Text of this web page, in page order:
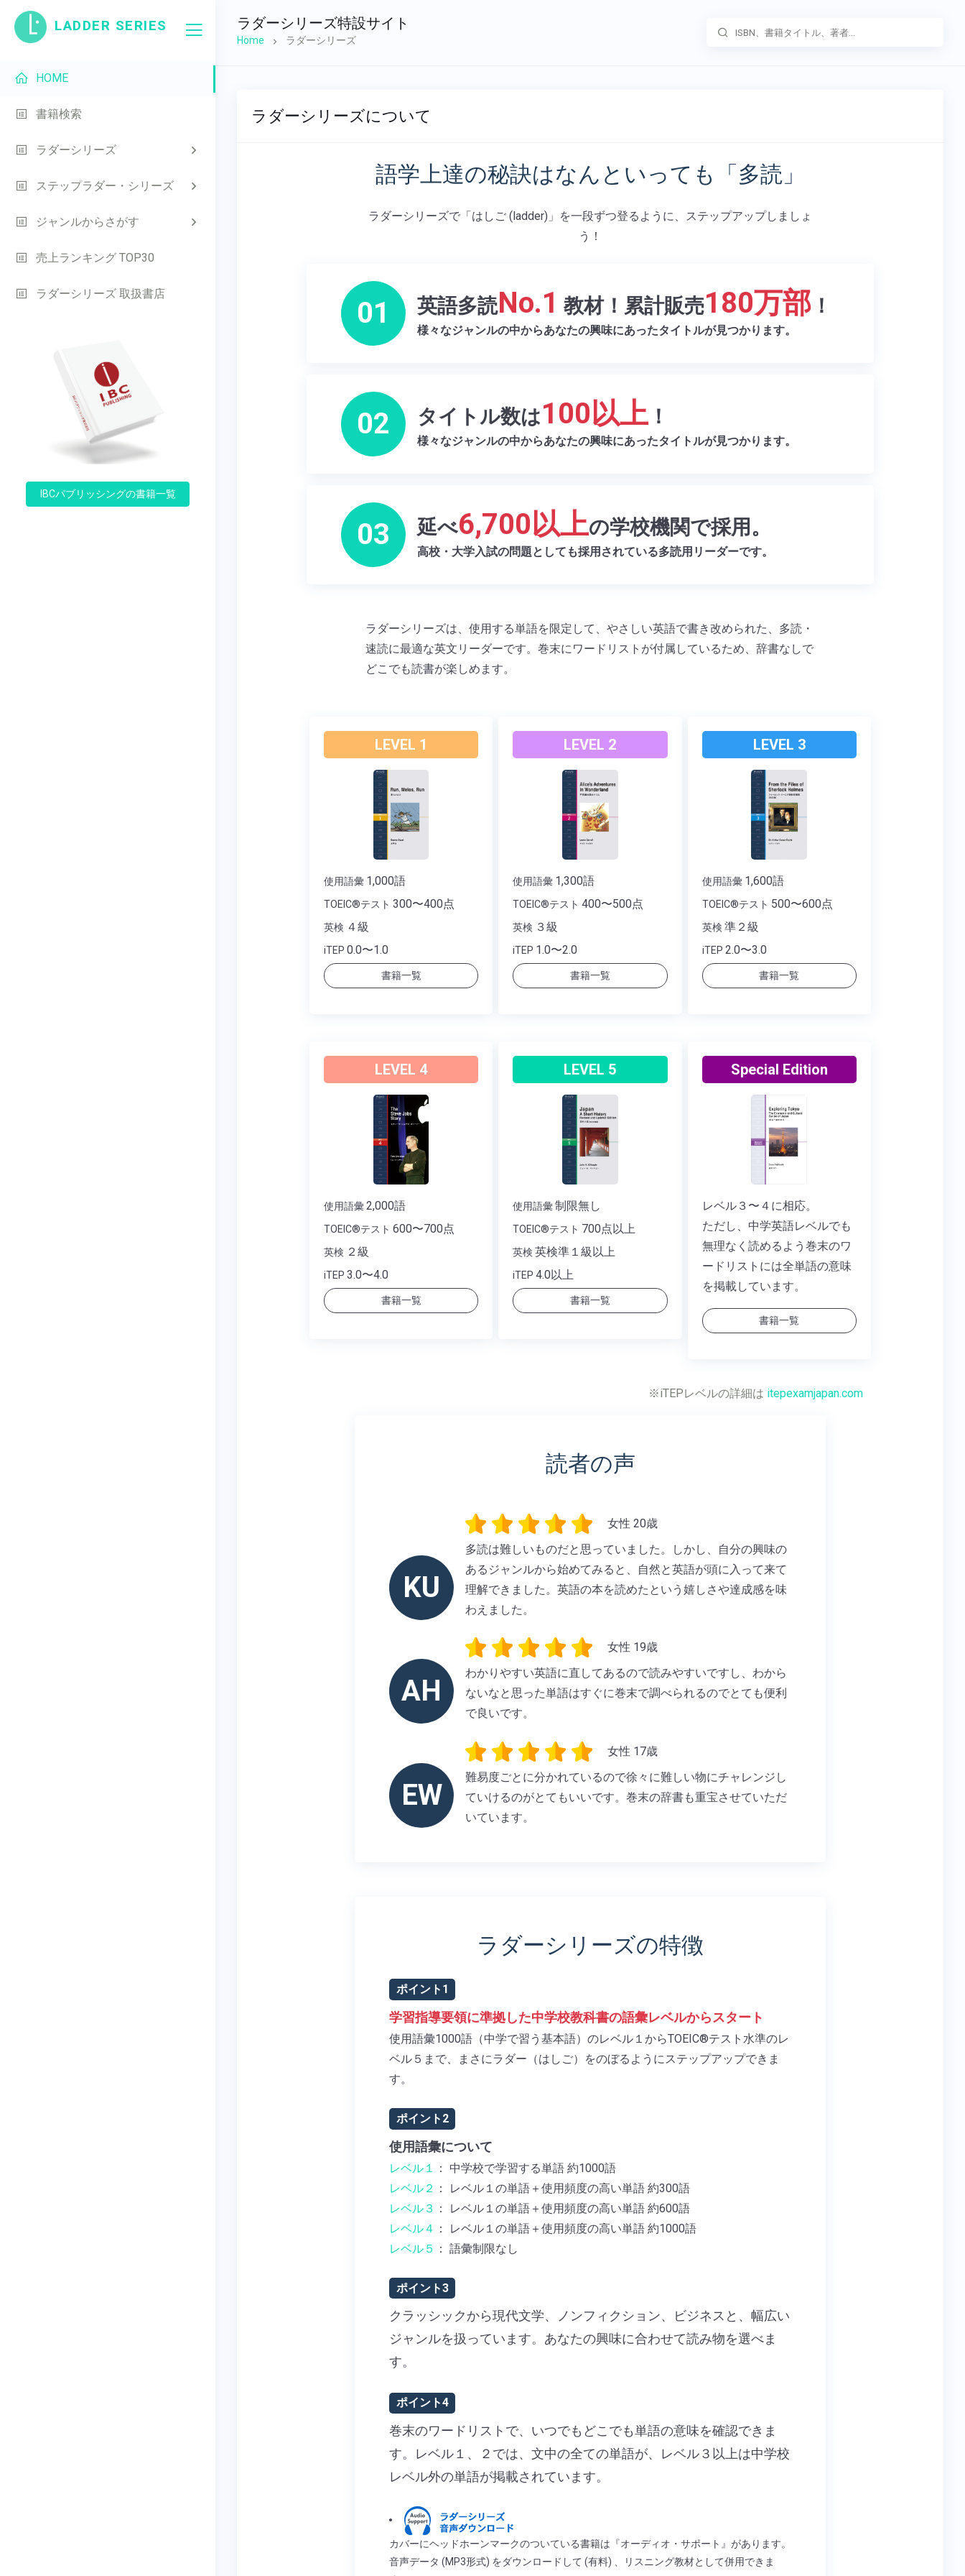
LADDER SERIES
HOME
書籍検索
ラダーシリーズ
ステップラダー・シリーズ
ジャンルからさがす
売上ランキング TOP30
ラダーシリーズ 取扱書店
IBCパブリッシングの書籍一覧
ラダーシリーズ特設サイト
Home ラダーシリーズ
ラダーシリーズについて
語学上達の秘訣はなんといっても「多読」
ラダーシリーズで「はしご (ladder)」を一段ずつ登るように、ステップアップしましょ
う！
01 英語多読No.1 教材！ 累計販売180万部 ！
様々なジャンルの中からあなたの興味にあったタイトルが見つかります。
02 タイトル数は100以上 ！
様々なジャンルの中からあなたの興味にあったタイトルが見つかります。
03 延べ6,700以上の学校機関で採用。
高校・大学入試の問題としても採用されている多読用リーダーです。
ラダーシリーズは、使用する単語を限定して、やさしい英語で書き改められた、多読・
速読に最適な英文リーダーです。巻末にワードリストが付属しているため、辞書なしで
どこでも読書が楽しめます。
LEVEL 1
使用語彙 1,000語
TOEIC®テスト 300〜400点
英検 ４級
iTEP 0.0〜1.0
書籍一覧
LEVEL 2
使用語彙 1,300語
TOEIC®テスト400〜500点
英検 ３級
iTEP 1.0〜2.0
書籍一覧
LEVEL 3
使用語彙 1,600語
TOEIC®テスト 500〜600点
英検 準２級
iTEP 2.0〜3.0
書籍一覧
LEVEL 4
使用語彙2,000語
TOEIC®テスト 600〜700点
英検 ２級
iTEP 3.0〜4.0
書籍一覧
LEVEL 5
使用語彙制限無し
TOEIC®テスト 700点以上
英検英検準１級以上
iTEP4.0以上
書籍一覧
Special Edition
レベル３〜４に相応。
ただし、中学英語レベルでも
無理なく読めるよう巻末のワ
ードリストには全単語の意味
を掲載しています。
書籍一覧
※iTEPレベルの詳細は itepexamjapan.com
読者の声
KU
女性 20歳
多読は難しいものだと思っていました。しかし、自分の興味の
あるジャンルから始めてみると、自然と英語が頭に入って来て
理解できました。英語の本を読めたという嬉しさや達成感を味
わえました。
AH
女性 19歳
わかりやすい英語に直してあるので読みやすいですし、わから
ないなと思った単語はすぐに巻末で調べられるのでとても便利
で良いです。
EW
女性 17歳
難易度ごとに分かれているので徐々に難しい物にチャレンジし
ていけるのがとてもいいです。巻末の辞書も重宝させていただ
いています。
ラダーシリーズの特徴
ポイント1
学習指導要領に準拠した中学校教科書の語彙レベルからスタート
使用語彙1000語（中学で習う基本語）のレベル１からTOEIC®テスト水準のレ
ベル５まで、まさにラダー（はしご）をのぼるようにステップアップできま
す。
ポイント2
使用語彙について
レベル１
： 中学校で学習する単語 約1000語
レベル２ ： レベル１の単語＋使用頻度の高い単語 約300語
レベル３ ： レベル１の単語＋使用頻度の高い単語 約600語
レベル４ ： レベル１の単語＋使用頻度の高い単語 約1000語
レベル５ ： 語彙制限なし
ポイント3
クラッシックから現代文学、ノンフィクション、ビジネスと、幅広い
ジャンルを扱っています。あなたの興味に合わせて読み物を選べま
す。
ポイント4
巻末のワードリストで、いつでもどこでも単語の意味を確認できま
す。レベル１、２では、文中の全ての単語が、レベル３以上は中学校
レベル外の単語が掲載されています。
カバーにヘッドホーンマークのついている書籍は『オーディオ・サポート』があります。
音声データ (MP3形式) をダウンロードして (有料) 、リスニング教材として併用できま